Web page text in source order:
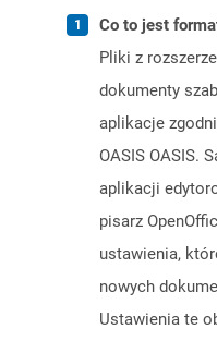
Co to jest
Pliki z
dokumenty
aplikacje
OASIS OASIS.
aplikacji
pisarz
ustawienia,
nowych
Ustawienia te